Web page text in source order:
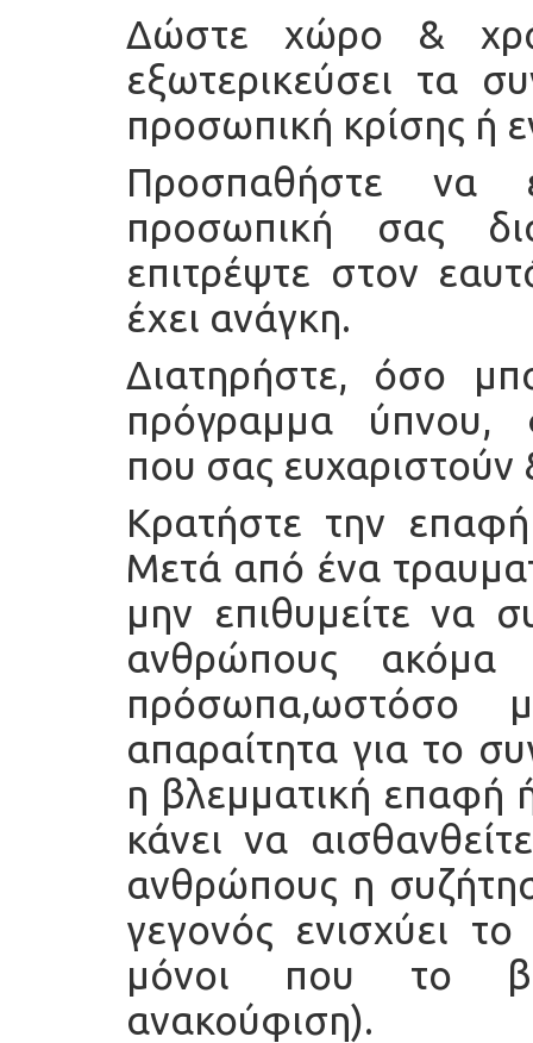
Δώστε χώρο &
εξωτερικεύσει τα
προσωπική κρίσης ή
Προσπαθήστε να
προσωπική σας
επιτρέψτε στον
έχει ανάγκη.
Διατηρήστε, όσο
πρόγραμμα ύπνου,
που σας
Κρατήστε την
Μετά από ένα
μην επιθυμείτε να
ανθρώπους
πρόσωπα,ωστόσο
απαραίτητα για το
η βλεμματική επαφή
κάνει να
ανθρώπους η
γεγονός ενισχύει
μόνοι που το
ανακούφιση).